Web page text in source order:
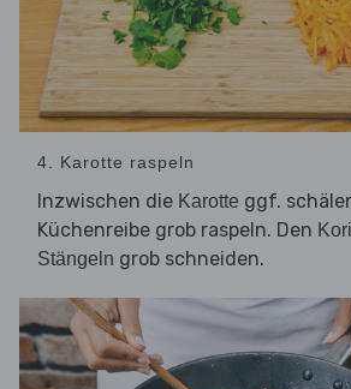
4. Karotte raspeln
Inzwischen die Karotte ggf.
Küchenreibe grob raspeln. Den
Stängeln grob schneiden.